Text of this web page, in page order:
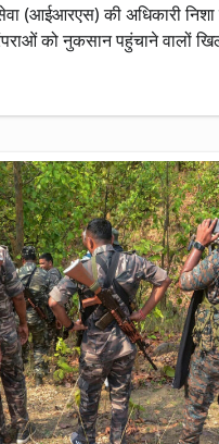
(आईआरएस) की अधिकारी
को नुकसान पहुंचाने वालों